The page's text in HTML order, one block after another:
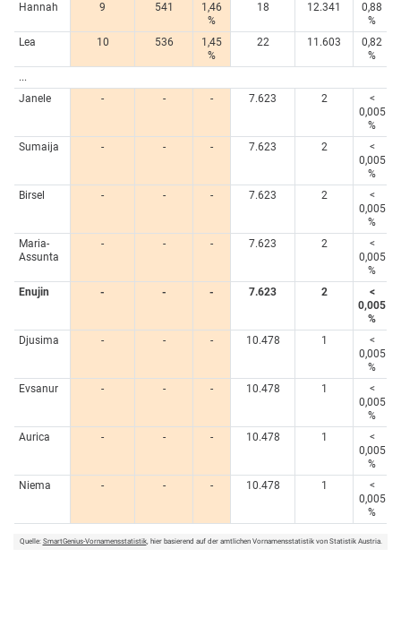
Hannah
9 541
1,46
%
18 12.341
0,88
%
Lea
10 536
1,45
%
22 11.603
0,82
%
...
Janele
- - - 7.623 2
<
0,005
%
Sumaija
- - - 7.623 2
<
0,005
%
Birsel
- - - 7.623 2
<
0,005
%
Maria-
Assunta
- - - 7.623 2
<
0,005
%
Enujin
- - - 7.623 2
<
0,005
%
Djusima
- - - 10.478 1
<
0,005
%
Evsanur
- - - 10.478 1
<
0,005
%
Aurica
- - - 10.478 1
<
0,005
%
Niema
- - - 10.478 1
<
0,005
%
Quelle: SmartGenius-Vornamensstatistik, hier basierend auf der amtlichen Vornamensstatistik von Statistik Austria.